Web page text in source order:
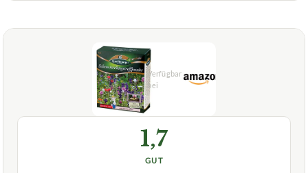
1,7
GUT